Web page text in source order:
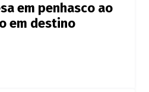
em penhasco ao
em destino